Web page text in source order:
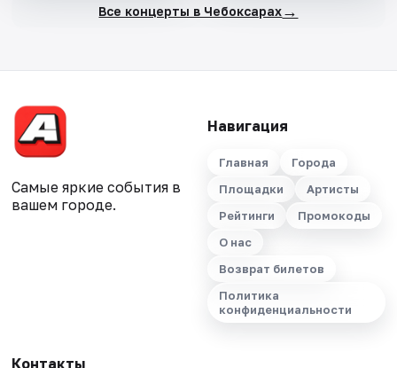
Все концерты в Чебоксарах→
Самые яркие события в
вашем городе.
Навигация
Главная
Города
Площадки
Артисты
Рейтинги
Промокоды
О нас
Возврат билетов
Политика
конфиденциальности
Контакты